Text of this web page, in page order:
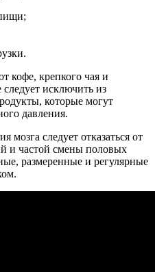
кофе, крепкого чая и
исключить из
которые могут
давления.
следует отказаться от
и частой смены половых
размеренные и регулярные